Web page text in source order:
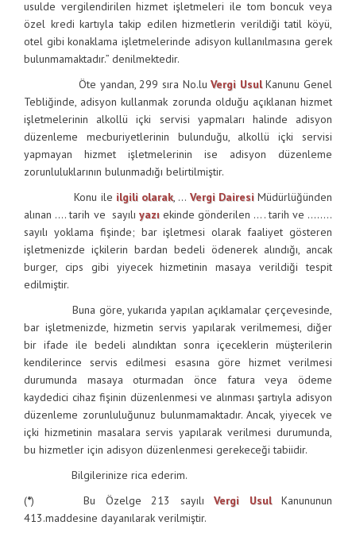
usulde vergilendirilen hizmet işletmeleri ile tom boncuk veya
özel kredi kartıyla takip edilen hizmetlerin verildiği tatil köyü,
otel gibi konaklama işletmelerinde adisyon kullanılmasına gerek
bulunmamaktadır.” denilmektedir.
Öte yandan, 299 sıra No.luVergi UsulKanunu Genel
Tebliğinde, adisyon kullanmak zorunda olduğu açıklanan hizmet
işletmelerinin alkollü içki servisi yapmaları halinde adisyon
düzenleme mecburiyetlerinin bulunduğu, alkollü içki servisi
yapmayan hizmet işletmelerinin ise adisyon düzenleme
zorunluluklarının bulunmadığı belirtilmiştir.
Konu ile ilgili olarak, … Vergi DairesiMüdürlüğünden
alınan …. tarih ve sayılı yazı ekinde gönderilen …. tarih ve ……..
sayılı yoklama fişinde; bar işletmesi olarak faaliyet gösteren
işletmenizde içkilerin bardan bedeli ödenerek alındığı, ancak
burger, cips gibi yiyecek hizmetinin masaya verildiği tespit
edilmiştir.
Buna göre, yukarıda yapılan açıklamalar çerçevesinde,
bar işletmenizde, hizmetin servis yapılarak verilmemesi, diğer
bir ifade ile bedeli alındıktan sonra içeceklerin müşterilerin
kendilerince servis edilmesi esasına göre hizmet verilmesi
durumunda masaya oturmadan önce fatura veya ödeme
kaydedici cihaz fişinin düzenlenmesi ve alınması şartıyla adisyon
düzenleme zorunluluğunuz bulunmamaktadır. Ancak, yiyecek ve
içki hizmetinin masalara servis yapılarak verilmesi durumunda,
bu hizmetler için adisyon düzenlenmesi gerekeceği tabiidir.
Bilgilerinize rica ederim.
(*) Bu Özelge 213 sayılıVergi UsulKanununun
413.maddesine dayanılarak verilmiştir.